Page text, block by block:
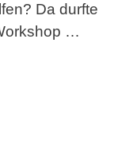
Da durfte
…